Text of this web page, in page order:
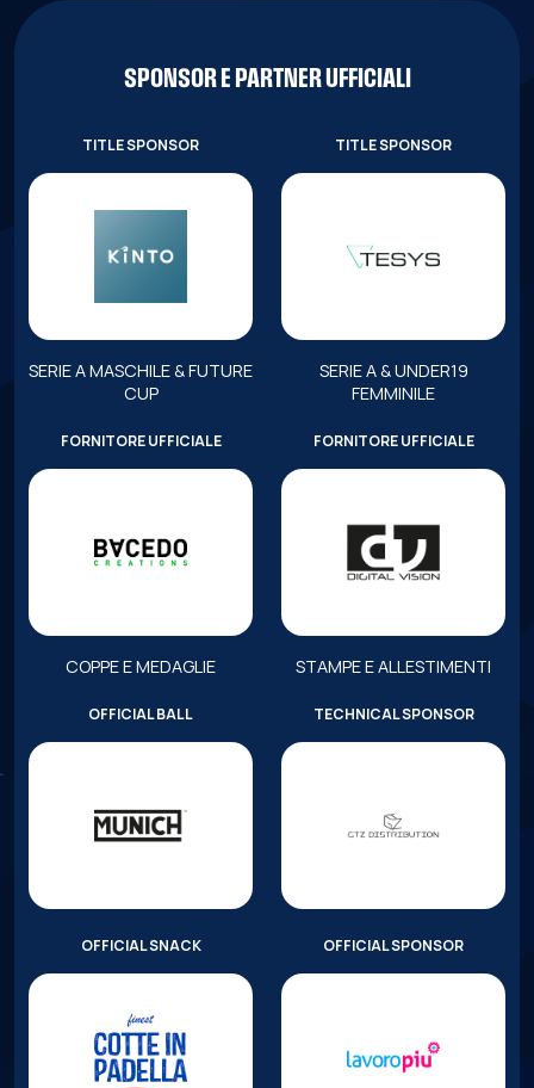
SPONSOR E PARTNER UFFICIALI
TITLE SPONSOR
SERIE A MASCHILE & FUTURE
CUP
TITLE SPONSOR
SERIE A & UNDER19
FEMMINILE
FORNITORE UFFICIALE
COPPE E MEDAGLIE
FORNITORE UFFICIALE
STAMPE E ALLESTIMENTI
OFFICIAL BALL TECHNICAL SPONSOR
OFFICIAL SNACK OFFICIAL SPONSOR